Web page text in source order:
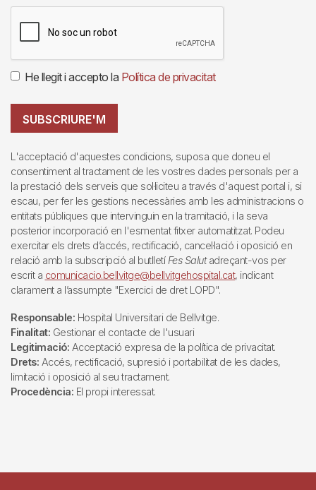
He llegit i accepto la Política de privacitat
SUBSCRIURE'M
L'acceptació d'aquestes condicions, suposa que doneu el
consentiment al tractament de les vostres dades personals per a
la prestació dels serveis que sol·liciteu a través d'aquest portal i, si
escau, per fer les gestions necessàries amb les administracions o
entitats públiques que intervinguin en la tramitació, i la seva
posterior incorporació en l'esmentat fitxer automatitzat. Podeu
exercitar els drets d’accés, rectificació, cancel·lació i oposició en
relació amb la subscripció al butlletí Fes Salutadreçant-vos per
escrit a comunicacio.bellvitge@bellvitgehospital.cat, indicant
clarament a l’assumpte "Exercici de dret LOPD".
Responsable: Hospital Universitari de Bellvitge.
Finalitat: Gestionar el contacte de l'usuari
Legitimació: Acceptació expresa de la política de privacitat.
Drets: Accés, rectificació, supresió i portabilitat de les dades,
limitació i oposició al seu tractament.
Procedència: El propi interessat.